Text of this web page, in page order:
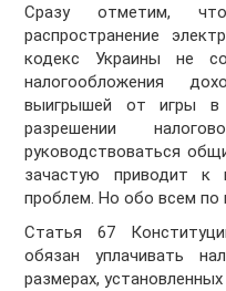
Сразу отметим,
распространение
кодекс Украины не
налогообложения
выигрышей от игры в
разрешении
руководствоваться
зачастую приводит к
проблем. Но обо всем по
Статья 67
обязан уплачивать
размерах,